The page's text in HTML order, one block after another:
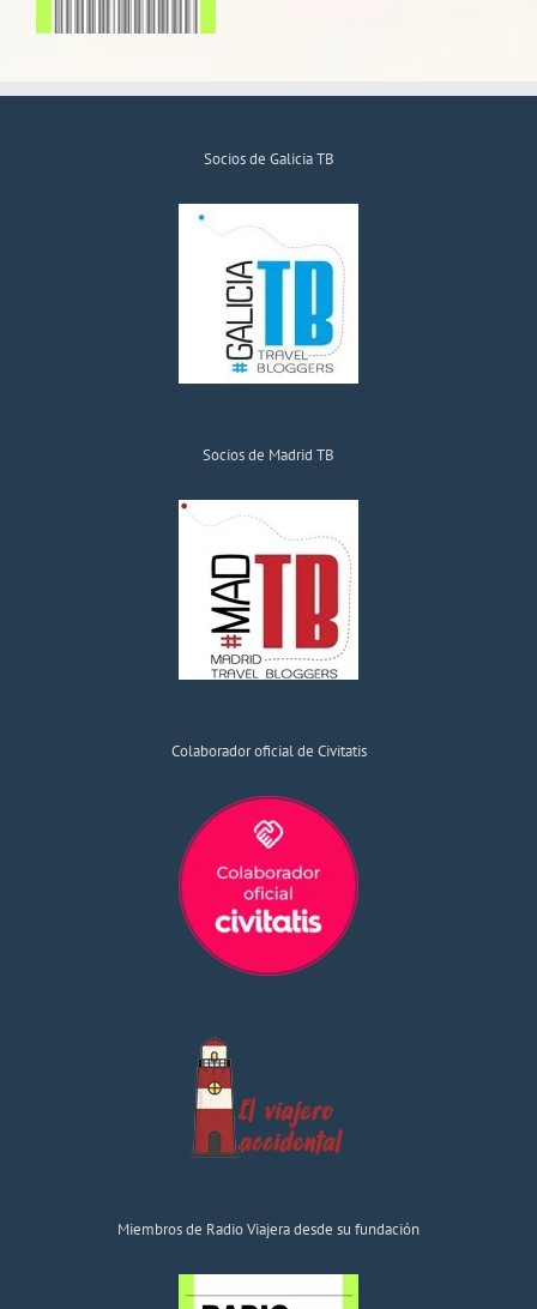
Socios de Galicia TB
Socios de Madrid TB
Colaborador oficial de Civitatis
Miembros de Radio Viajera desde su fundación